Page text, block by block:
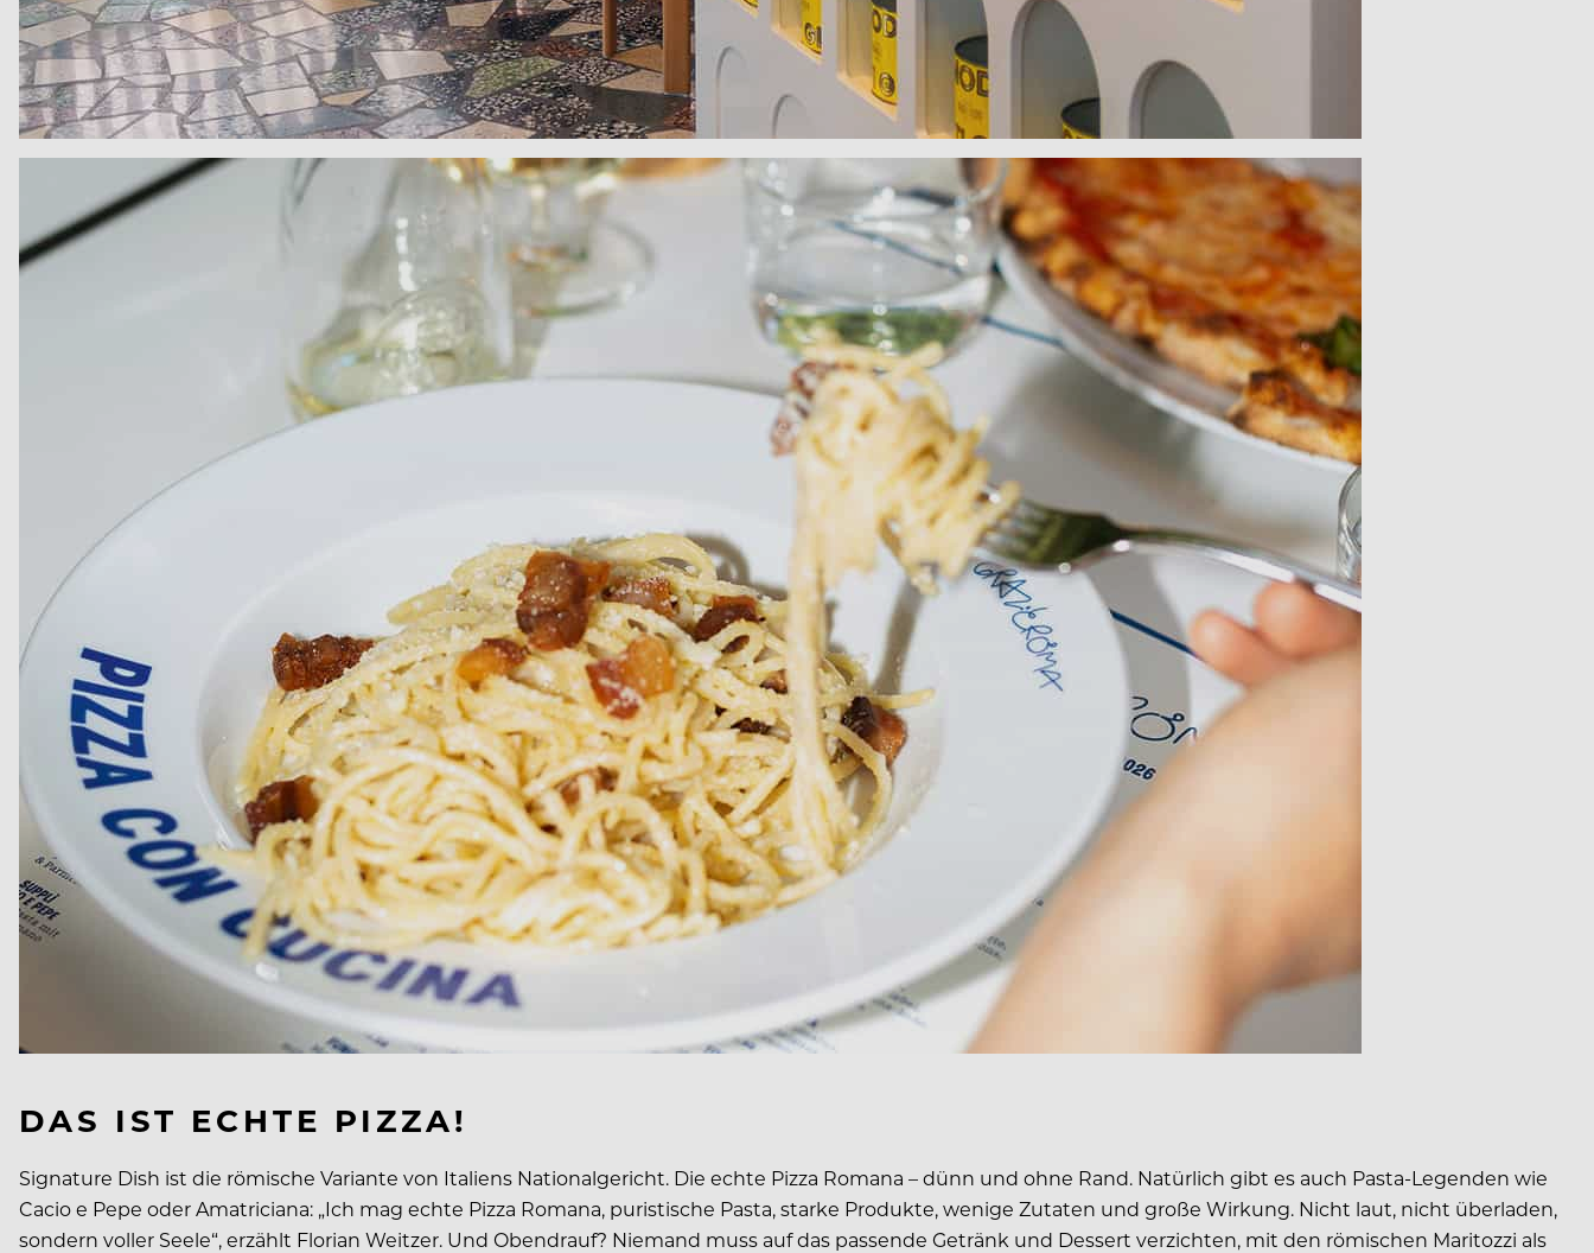
DAS IST ECHTE PIZZA!
Signature Dish ist die römische Variante von Italiens Nationalgericht. Die echte Pizza Romana – dünn und ohne Rand. Natürlich gibt es auch Pasta-Legenden wie
Cacio e Pepe oder Ama­triciana: „Ich mag echte Pizza Romana, puristische Pasta, starke Produkte, wenige Zutaten und große Wirkung. Nicht laut, nicht überladen,
sondern voller Seele“, erzählt Florian Weitzer. Und Obendrauf? Niemand muss auf das passende Getränk und Dessert verzichten, mit den römischen Maritozzi als